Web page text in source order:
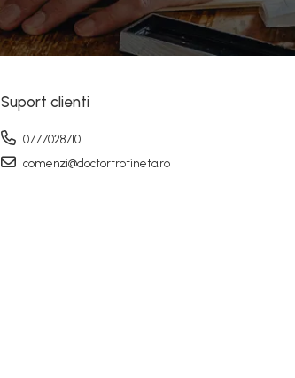
Suport clienti
0777028710
comenzi@doctortrotineta.ro